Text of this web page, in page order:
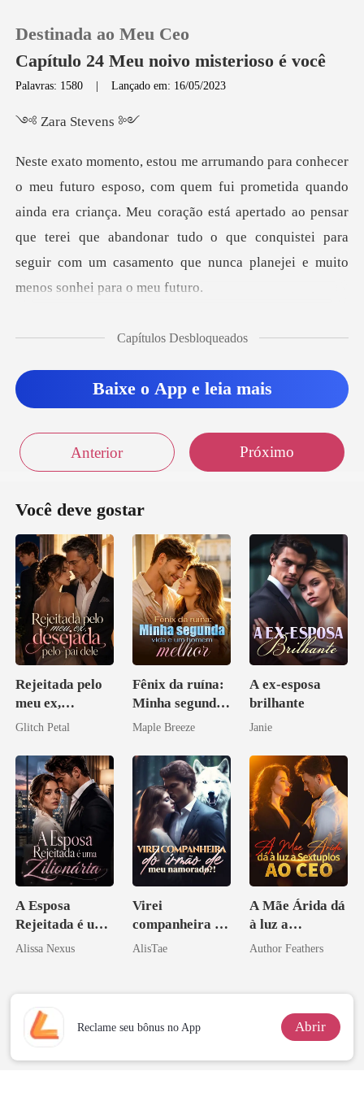
Loja
Histórico
Sair
Destinada ao Meu Ceo
Capítulo 24 Meu noivo misterioso é você
Palavras: 1580 |Lançado em: 16/05/2023
a Ste
quando
ainda era criança. Meu coração está apertado ao pensar
que terei que abandonar tudo o que
Capítulos Desbloqueados
Baixe o App e leia mais
Anterior Próximo
Você deve gostar
Rejeitada pelo
meu ex,
desejada pelo
Glitch Petal
Fênix da ruína:
Minha segunda
vida e um
Maple Breeze
A ex-esposa
brilhante
Janie
A Esposa
Rejeitada é uma
Zilionária
Alissa Nexus
Virei
companheira do
irmão de meu
AlisTae
A Mãe Árida dá
à luz a
Sextuplos ao
Author Feathers
Reclame seu bônus no App Abrir